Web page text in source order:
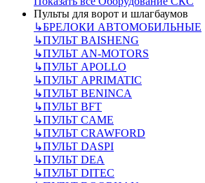
Пульты для ворот и шлагбаумов
↳БРЕЛОКИ АВТОМОБИЛЬНЫЕ
↳ПУЛЬТ BAISHENG
↳ПУЛЬТ AN-MOTORS
↳ПУЛЬТ APOLLO
↳ПУЛЬТ APRIMATIC
↳ПУЛЬТ BENINCA
↳ПУЛЬТ BFT
↳ПУЛЬТ CAME
↳ПУЛЬТ CRAWFORD
↳ПУЛЬТ DASPI
↳ПУЛЬТ DEA
↳ПУЛЬТ DITEC